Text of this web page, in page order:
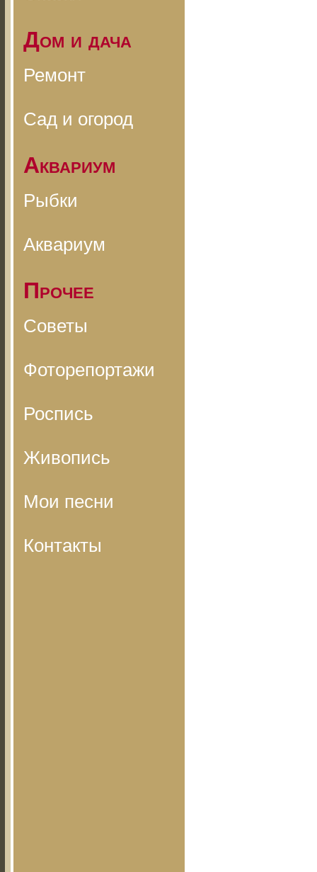
Дом и дача
Ремонт
Сад и огород
Аквариум
Рыбки
Аквариум
Прочее
Советы
Фоторепортажи
Роспись
Живопись
Мои песни
Контакты